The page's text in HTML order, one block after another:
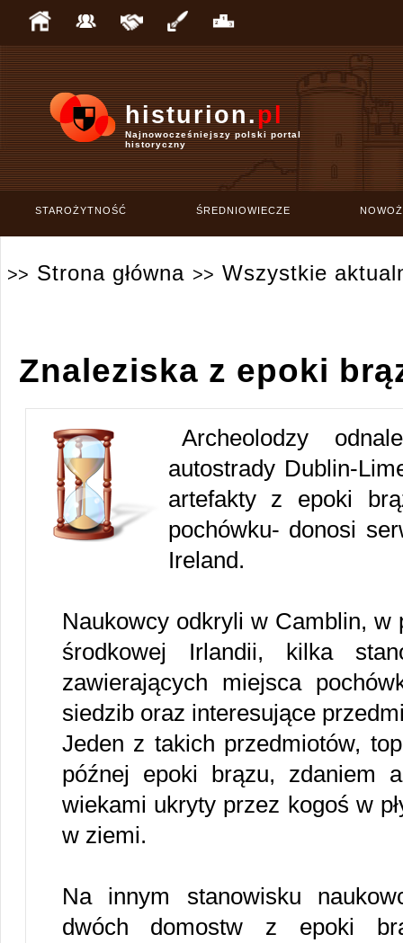
histurion.pl
Najnowocześniejszy polski portal
historyczny
STAROŻYTNOŚĆ ŚREDNIOWIECZE
>> Strona główna >> Wszystkie
Znaleziska z epoki
Archeolodzy
autostrady Dublin-
artefakty z epoki
pochówku- donosi
Ireland.
Naukowcy odkryli w Camblin, w
środkowej Irlandii, kilka
zawierających miejsca
siedzib oraz interesujące
Jeden z takich przedmiotów,
późnej epoki brązu, zdaniem
wiekami ukryty przez kogoś w
w ziemi.
Na innym stanowisku
dwóch domostw z epoki